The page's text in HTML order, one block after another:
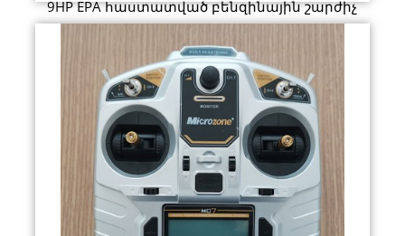
9HP EPA հաստատված բենզինային շարժիչ